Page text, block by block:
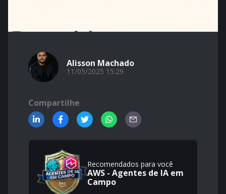
Alisson Machado
11/05/2025 15:29
Compartilhe
Recomendados para você
AWS - Agentes de IA em
Campo